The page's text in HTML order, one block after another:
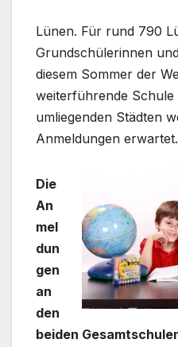
Lünen. Für rund 790
Grundschülerinnen
diesem Sommer der
weiterführende Schule
umliegenden Städten
Anmeldungen erwartet.
Die
An
mel
dun
gen
an
den
beiden